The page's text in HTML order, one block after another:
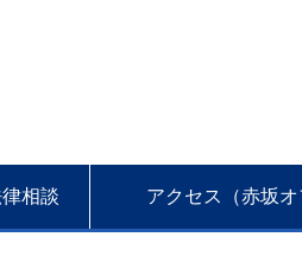
相談 アクセス（赤坂オ